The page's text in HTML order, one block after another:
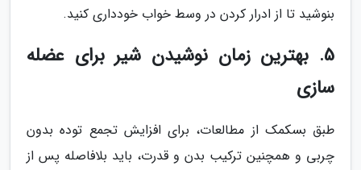
بنوشید تا از ادرار کردن در وسط خواب خودداری کنید.
5. بهترین زمان نوشیدن شیر برای عضله
سازی
طبق بسکمک از مطالعات، برای افزایش تجمع توده بدون
چربی و همچنین ترکیب بدن و قدرت، باید بلافاصله پس از